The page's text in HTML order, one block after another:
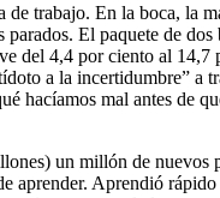
trabajo. En la boca, la
El paquete de
del 4,4 por ciento al
a la incertidumbre” a
hacíamos mal antes de
un millón de nuevos
aprender. Aprendió